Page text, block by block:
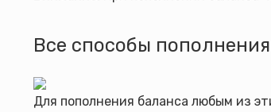
Все способы
Для пополнения баланса любым из